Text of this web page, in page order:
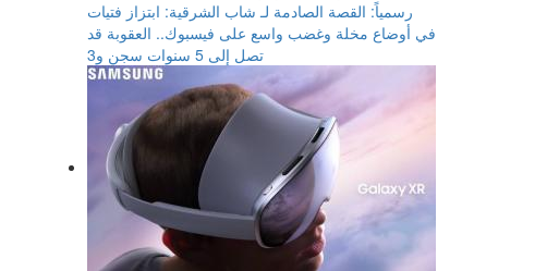
رسمياً: القصة الصادمة لـ شاب الشرقية: ابتزاز فتيات
في أوضاع مخلة وغضب واسع على فيسبوك.. العقوبة قد
تصل إلى 5 سنوات سجن و3